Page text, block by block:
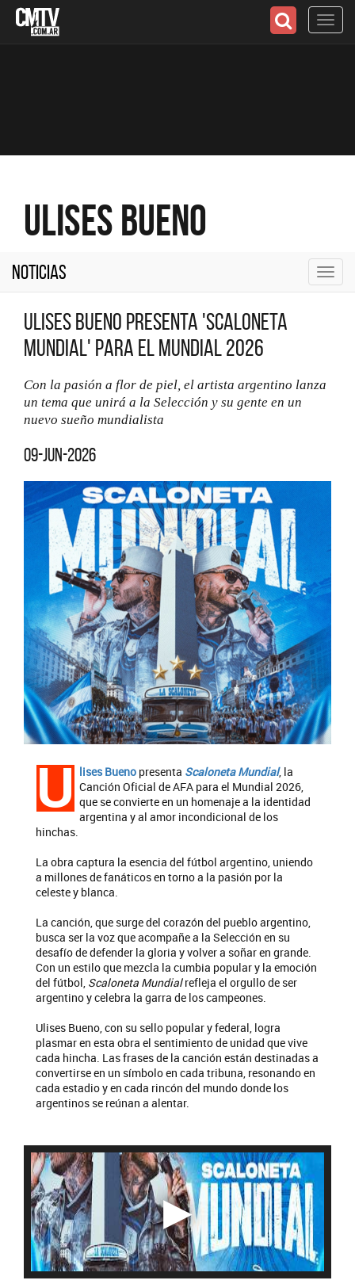
Ulises Bueno
Noticias
Ulises Bueno presenta 'Scaloneta
Mundial' para el Mundial 2026
Con la pasión a flor de piel, el artista argentino lanza
un tema que unirá a la Selección y su gente en un
nuevo sueño mundialista
09-jun-2026
U lises Bueno presenta Scaloneta Mundial, la
Canción Oficial de AFA para el Mundial 2026,
que se convierte en un homenaje a la identidad
argentina y al amor incondicional de los
hinchas.
La obra captura la esencia del fútbol argentino, uniendo
a millones de fanáticos en torno a la pasión por la
celeste y blanca.
La canción, que surge del corazón del pueblo argentino,
busca ser la voz que acompañe a la Selección en su
desafío de defender la gloria y volver a soñar en grande.
Con un estilo que mezcla la cumbia popular y la emoción
del fútbol, Scaloneta Mundialrefleja el orgullo de ser
argentino y celebra la garra de los campeones.
Ulises Bueno, con su sello popular y federal, logra
plasmar en esta obra el sentimiento de unidad que vive
cada hincha. Las frases de la canción están destinadas a
convertirse en un símbolo en cada tribuna, resonando en
cada estadio y en cada rincón del mundo donde los
argentinos se reúnan a alentar.